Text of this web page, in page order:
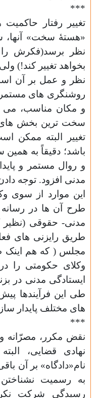
***
تغییر رفتار
«هستهٔ سخت» آنها،
نظر برسد(فکرش را
بخواهد تغییر کند!)
نظر و عمل بر آن
روشنگری های مستمر
و مکان مناسب، می
سخت ترین بخش های
تغییر البته ممکن
باشد؛ دقیقاً به همین
و روال مستمر و
مدنی افزود. توجه
این موارد از سوی
طرح آن ها در رسانه
مدنی- حقوقی (نظیر
طریق رایزنی های
مجلس ( که هم اینک
وکلای حکومتی را
ایستادگی مدنی در
طی این فرآیندها
های مختلف پایدار
***
نقض مکرر، مصرّانه
نهادی قضایی،
نام«دادگاه» بر آن
به رسمیت
رسیدگی شرکت